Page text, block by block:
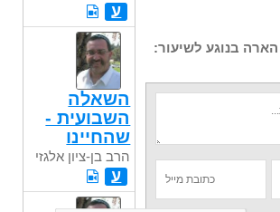
בנוגע לשיעור:
ע
השאלה
השבועית -
שהחיינו
הרב בן-ציון אלגזי
ע